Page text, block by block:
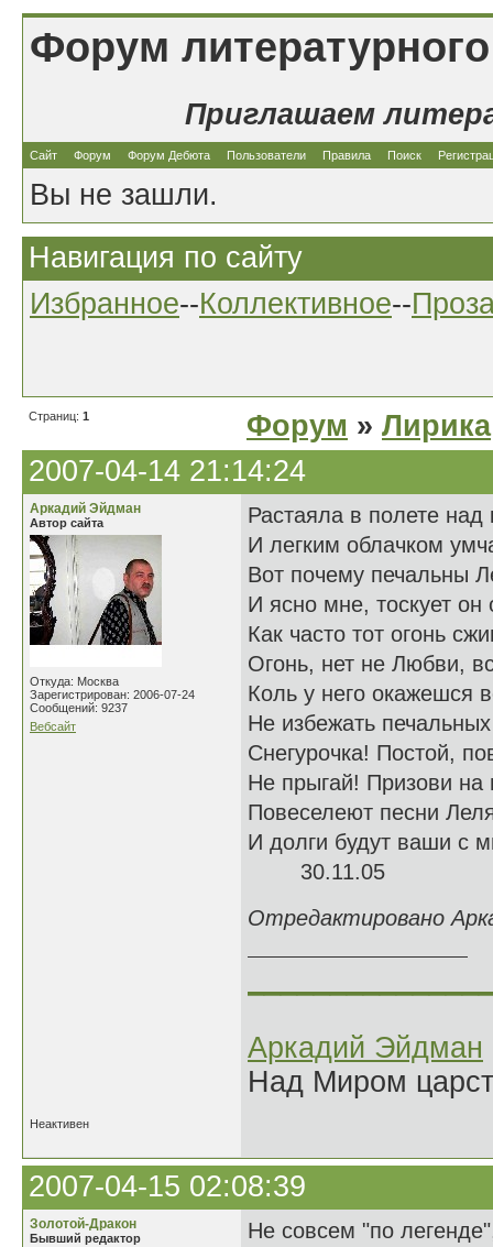
Форум
Приглашаем
Сайт Форум Форум Дебюта Пользователи Правила Поиск
Вы не зашли.
Навигация по сайту
Избранное--Коллективное--
Страниц: 1 Форум » Лирика
2007-04-14 21:14:24
Аркадий Эйдман
Автор сайта
Откуда: Москва
Зарегистрирован: 2006-07-24
Сообщений: 9237
Вебсайт
Растаяла в полете над
И легким облачком
Вот почему печальны
И ясно мне, тоскует он
Как часто тот огонь
Огонь, нет не Любви,
Коль у него окажешся
Не избежать
Снегурочка! Постой,
Не прыгай! Призови
Повеселеют песни
И долги будут ваши с
30.11.05
Отредактировано
Аркадий Эйдман
Над Миром
Неактивен
2007-04-15 02:08:39
Золотой-Дракон
Бывший редактор
Не совсем "по